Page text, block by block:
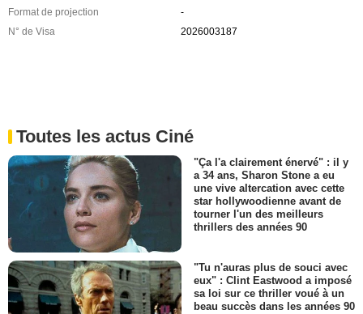
Format de projection
-
N° de Visa
2026003187
Toutes les actus Ciné
"Ça l'a clairement énervé" : il y
a 34 ans, Sharon Stone a eu
une vive altercation avec cette
star hollywoodienne avant de
tourner l'un des meilleurs
thrillers des années 90
"Tu n'auras plus de souci avec
eux" : Clint Eastwood a imposé
sa loi sur ce thriller voué à un
beau succès dans les années 90